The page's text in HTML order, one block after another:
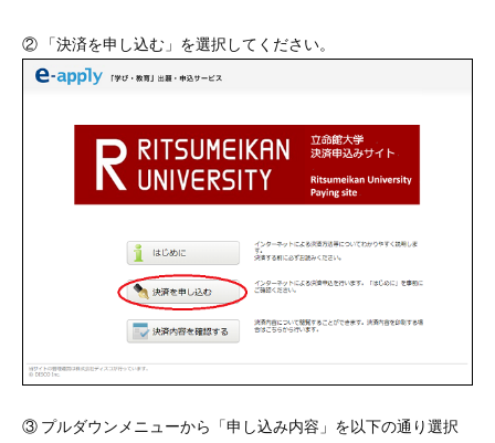
② 「決済を申し込む」を選択してください。
③ プルダウンメニューから「申し込み内容」を以下の通り選択